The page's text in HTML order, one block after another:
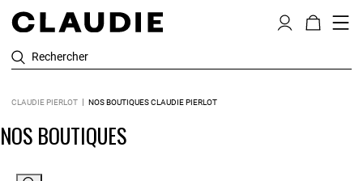
Rechercher
CLAUDIE PIERLOT NOS BOUTIQUES CLAUDIE PIERLOT
NOS BOUTIQUES